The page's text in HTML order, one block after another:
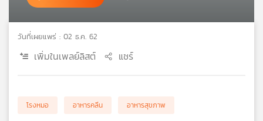
เครือ
ข่าย
วันที่เผยแพร่ : 02 ธ.ค. 62
เพิ่มในเพลย์ลิสต์ แชร์
โรงหมอ อาหารคลีน อาหารสุขภาพ